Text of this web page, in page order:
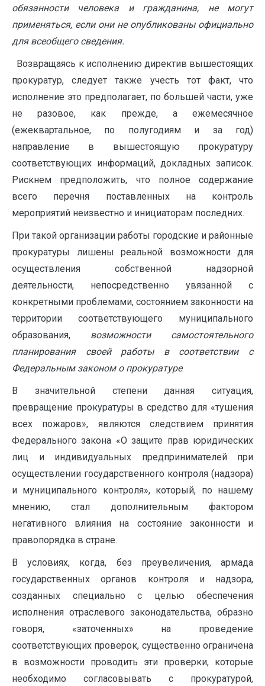
обязанности человека и гражданина, не могут
применяться, если они не опубликованы официально
для всеобщего сведения.
Возвращаясь к исполнению директив вышестоящих
прокуратур, следует также учесть тот факт, что
исполнение это предполагает, по большей части, уже
не разовое, как прежде, а ежемесячное
(ежеквартальное, по полугодиям и за год)
направление в вышестоящую прокуратуру
соответствующих информаций, докладных записок.
Рискнем предположить, что полное содержание
всего перечня поставленных на контроль
мероприятий неизвестно и инициаторам последних.
При такой организации работы городские и районные
прокуратуры лишены реальной возможности для
осуществления собственной надзорной
деятельности, непосредственно увязанной с
конкретными проблемами, состоянием законности на
территории соответствующего муниципального
образования, возможности самостоятельного
планирования своей работы в соответствии с
Федеральным законом о прокуратуре.
В значительной степени данная ситуация,
превращение прокуратуры в средство для «тушения
всех пожаров», являются следствием принятия
Федерального закона «О защите прав юридических
лиц и индивидуальных предпринимателей при
осуществлении государственного контроля (надзора)
и муниципального контроля», который, по нашему
мнению, стал дополнительным фактором
негативного влияния на состояние законности и
правопорядка в стране.
В условиях, когда, без преувеличения, армада
государственных органов контроля и надзора,
созданных специально с целью обеспечения
исполнения отраслевого законодательства, образно
говоря, «заточенных» на проведение
соответствующих проверок, существенно ограничена
в возможности проводить эти проверки, которые
необходимо согласовывать с прокуратурой,